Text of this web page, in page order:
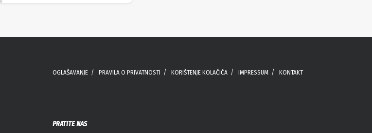
OGLAŠAVANJE PRAVILA O PRIVATNOSTI KORIŠTENJE KOLAČIĆA IMPRESSUM KONTAKT
PRATITE NAS